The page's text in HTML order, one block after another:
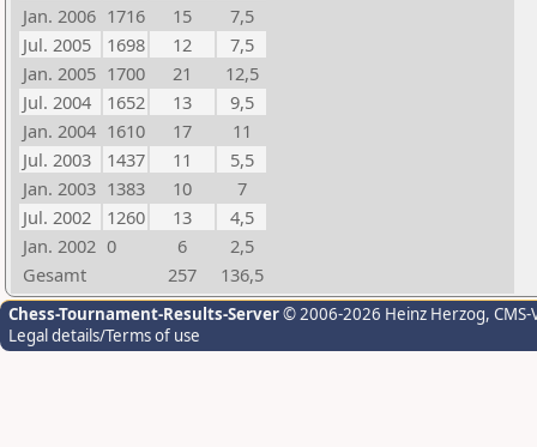
Jan. 2006 1716 15
7,5
Jul. 2005
1698 12
7,5
Jan. 2005 1700 21
12,5
Jul. 2004
1652 13
9,5
Jan. 2004 1610 17
11
Jul. 2003
1437 11
5,5
Jan. 2003 1383 10
7
Jul. 2002
1260 13
4,5
Jan. 2002 0 6
2,5
Gesamt
257 136,5
Chess-Tournament-Results-Server© 2006-2026 Heinz Herzog,
Legal details/Terms of use